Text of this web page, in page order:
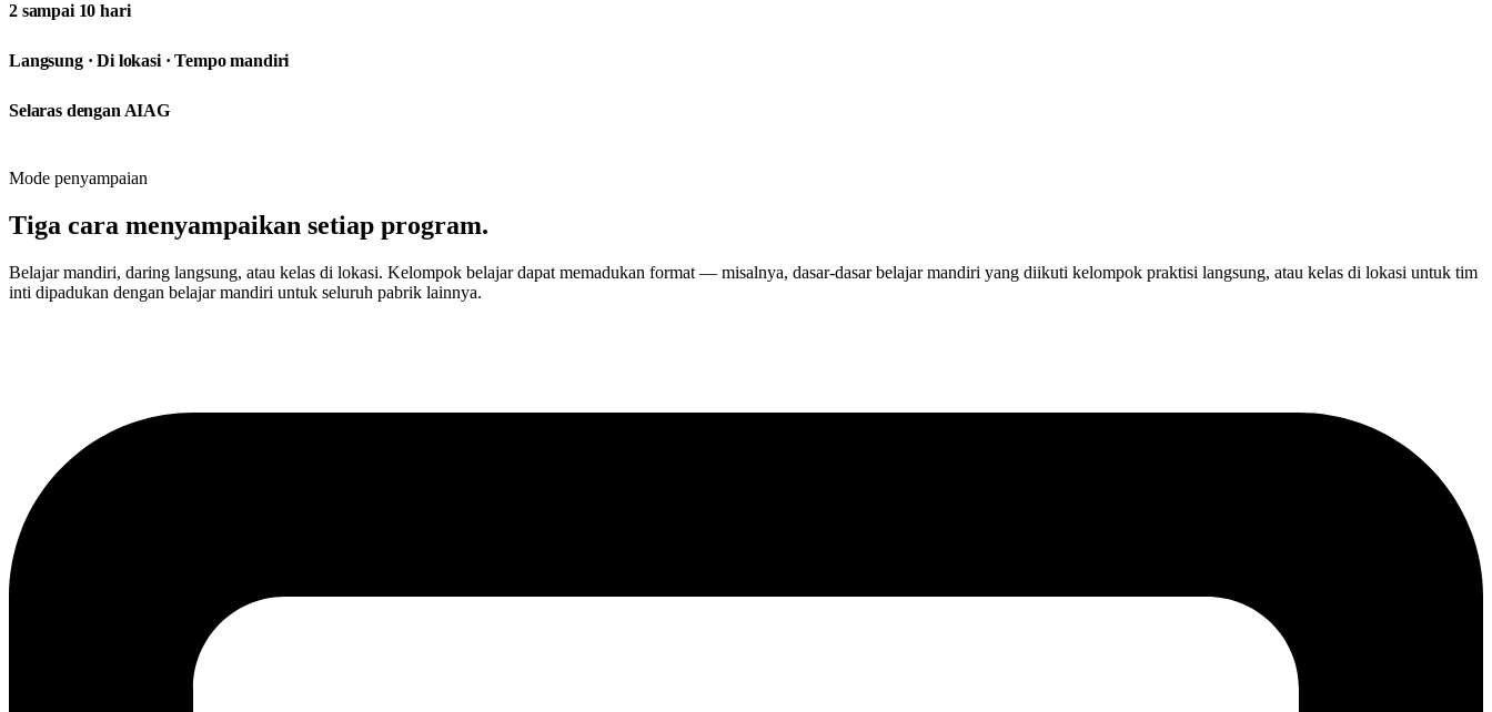
2 sampai 10 hari
Langsung · Di lokasi · Tempo mandiri
Selaras dengan AIAG
Mode penyampaian
Tiga cara menyampaikan setiap program.
Belajar mandiri, daring langsung, atau kelas di lokasi. Kelompok belajar dapat memadukan format — misalnya, dasar-dasar belajar mandiri yang diikuti kelompok praktisi langsung, atau kelas di lokasi untuk tim
inti dipadukan dengan belajar mandiri untuk seluruh pabrik lainnya.